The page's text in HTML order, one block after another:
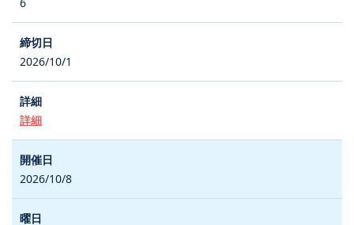
2026/10/1
詳細
2026/10/8